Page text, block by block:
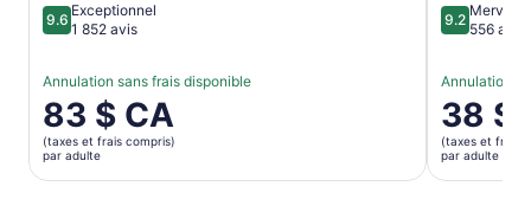
9.69.6 sur 10
Exceptionnel
1 852 avis
Annulation sans frais disponible
Le
prix
est
de 83 $ CA.
83 $ CA
(taxes et frais compris)
par adulte
9.29.2 sur 10
556 avis
Annulation
Le
prix
est
de 38 $
38 $
(taxes et frais
par adulte